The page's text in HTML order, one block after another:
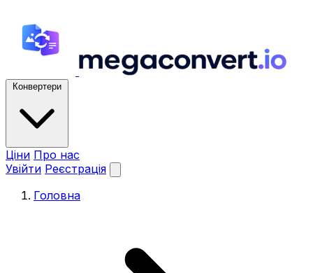
Конвертери
Ціни Про нас
Увійти Реєстрація
Головна